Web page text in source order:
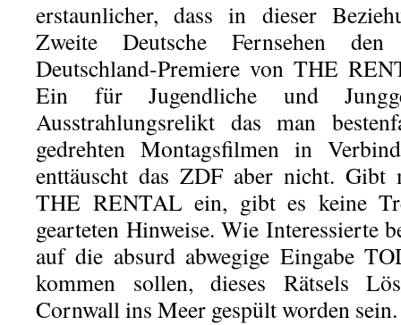
erstaunlicher, dass in dieser
Zweite Deutsche Fernsehen
Deutschland-Premiere von THE
Ein für Jugendliche und
Ausstrahlungsrelikt das man
gedrehten Montagsfilmen in
enttäuscht das ZDF aber nicht. Gibt
THE RENTAL ein, gibt es keine
gearteten Hinweise. Wie Interessierte
auf die absurd abwegige Eingabe
kommen sollen, dieses Rätsels
Cornwall ins Meer gespült worden sein.